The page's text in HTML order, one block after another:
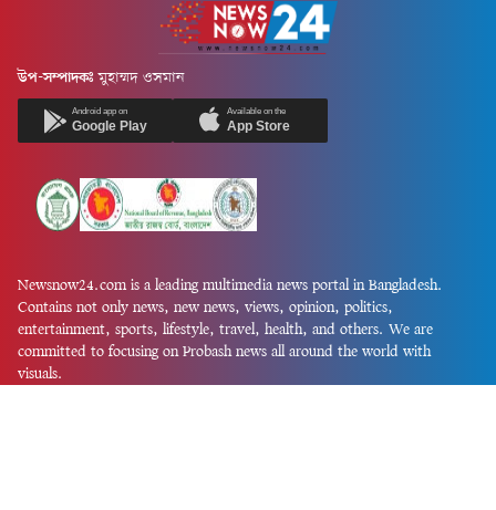
উপ-সম্পাদকঃ মুহাম্মদ ওসমান
Android app on
Google Play
Available on the
App Store
Newsnow24.com is a leading multimedia news portal in Bangladesh.
Contains not only news, new news, views, opinion, politics,
entertainment, sports, lifestyle, travel, health, and others. We are
committed to focusing on Probash news all around the world with
visuals.